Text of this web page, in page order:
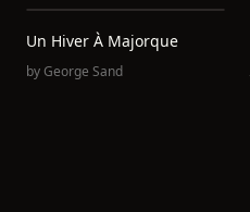
Un Hiver À Majorque
byGeorge Sand